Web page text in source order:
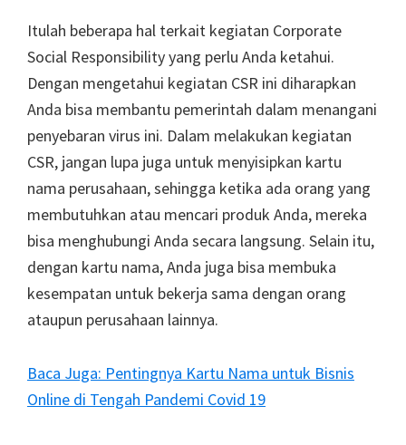
Itulah beberapa hal terkait kegiatan Corporate
Social Responsibility yang perlu Anda ketahui.
Dengan mengetahui kegiatan CSR ini diharapkan
Anda bisa membantu pemerintah dalam menangani
penyebaran virus ini. Dalam melakukan kegiatan
CSR, jangan lupa juga untuk menyisipkan kartu
nama perusahaan, sehingga ketika ada orang yang
membutuhkan atau mencari produk Anda, mereka
bisa menghubungi Anda secara langsung. Selain itu,
dengan kartu nama, Anda juga bisa membuka
kesempatan untuk bekerja sama dengan orang
ataupun perusahaan lainnya.
Baca Juga: Pentingnya Kartu Nama untuk Bisnis
Online di Tengah Pandemi Covid 19